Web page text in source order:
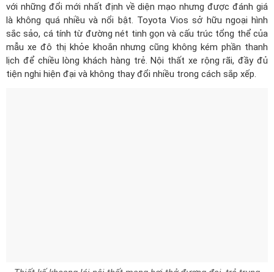
với những đổi mới nhất định về diện mạo nhưng được đánh giá
là không quá nhiều và nổi bật. Toyota Vios sở hữu ngoại hình
sắc sảo, cá tính từ đường nét tinh gọn và cấu trúc tổng thể của
mẫu xe đô thị khỏe khoắn nhưng cũng không kém phần thanh
lịch để chiều lòng khách hàng trẻ. Nội thất xe rộng rãi, đầy đủ
tiện nghi hiện đại và không thay đổi nhiều trong cách sắp xếp.